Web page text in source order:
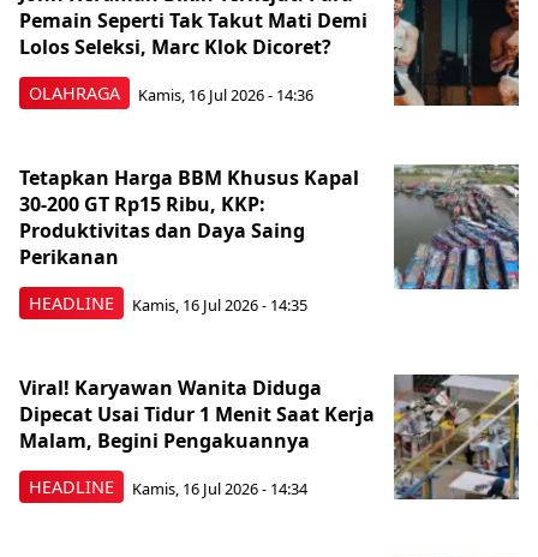
OLAHRAGA
Pemain Seperti Tak Takut Mati Demi
Lolos Seleksi, Marc Klok Dicoret?
Kamis, 16 Jul 2026 - 14:36
HEADLINE
Tetapkan Harga BBM Khusus Kapal
30-200 GT Rp15 Ribu, KKP:
Produktivitas dan Daya Saing
Perikanan
Kamis, 16 Jul 2026 - 14:35
HEADLINE
Viral! Karyawan Wanita Diduga
Dipecat Usai Tidur 1 Menit Saat Kerja
Malam, Begini Pengakuannya
Kamis, 16 Jul 2026 - 14:34